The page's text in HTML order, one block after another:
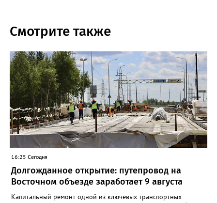
Смотрите также
16:25 Сегодня
Долгожданное открытие: путепровод на
Восточном объезде заработает 9 августа
Капитальный ремонт одной из ключевых транспортных